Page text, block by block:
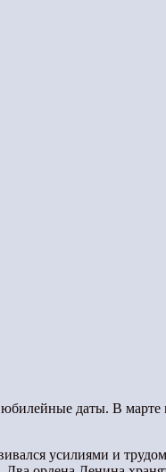
даты. В марте
усилиями и